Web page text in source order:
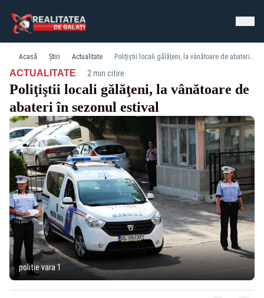
Acasă Știri Actualitate Poliţiştii locali gălăţeni, la vânătoare de abateri în sezonul estival
ACTUALITATE· 2 min citire
Poliţiştii locali gălăţeni, la vânătoare de
abateri în sezonul estival
politie vara 1